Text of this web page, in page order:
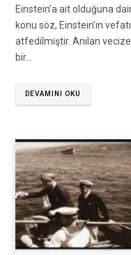
Einstein’a ait olduğuna
konu söz, Einstein’ın
atfedilmiştir. Anılan
bir…
DEVAMINI OKU